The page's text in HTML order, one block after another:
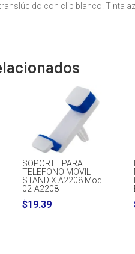
con clip blanco. Tinta
SOPORTE PARA
TELEFONO MOVIL
STANDIX A2208 Mod.
02-A2208
$19.39